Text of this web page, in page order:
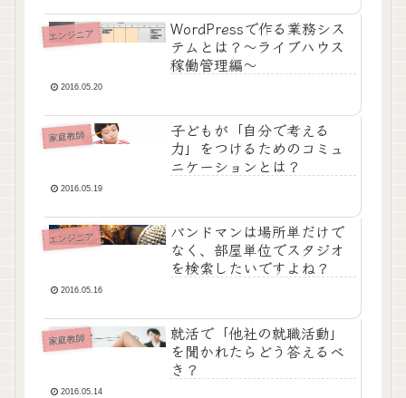
エンジニア
WordPressで作る業務シス
テムとは？～ライブハウス
稼働管理編～
2016.05.20
家庭教師
子どもが「自分で考える
力」をつけるためのコミュ
ニケーションとは？
2016.05.19
エンジニア
バンドマンは場所単だけで
なく、部屋単位でスタジオ
を検索したいですよね？
2016.05.16
家庭教師
就活で「他社の就職活動」
を聞かれたらどう答えるべ
き？
2016.05.14